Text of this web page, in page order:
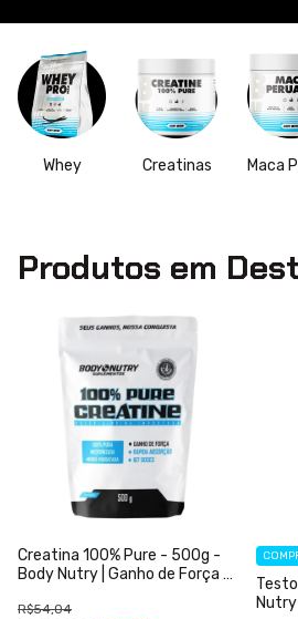
Whey Creatinas Maca
Produtos em
Creatina 100% Pure - 500g -
Body Nutry | Ganho de Força e
R$54,04